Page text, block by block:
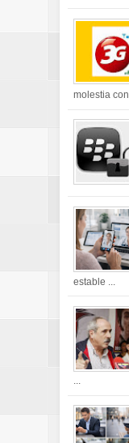
molestia con
estable ...